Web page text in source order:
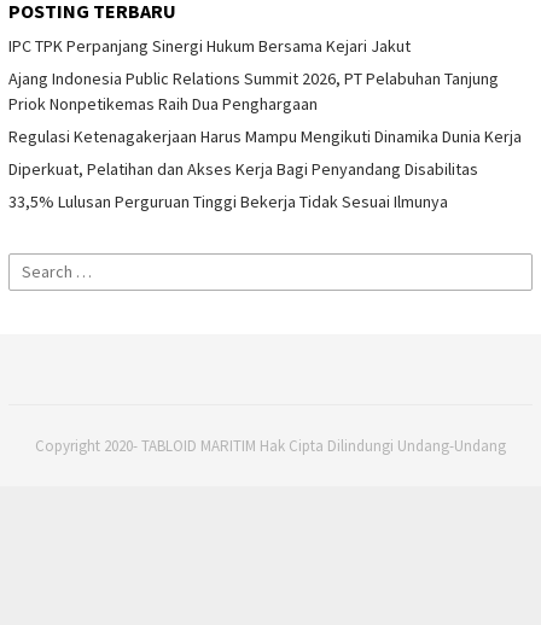
POSTING TERBARU
IPC TPK Perpanjang Sinergi Hukum Bersama Kejari Jakut
Ajang Indonesia Public Relations Summit 2026, PT Pelabuhan Tanjung
Priok Nonpetikemas Raih Dua Penghargaan
Regulasi Ketenagakerjaan Harus Mampu Mengikuti Dinamika Dunia Kerja
Diperkuat, Pelatihan dan Akses Kerja Bagi Penyandang Disabilitas
33,5% Lulusan Perguruan Tinggi Bekerja Tidak Sesuai Ilmunya
Search
for:
Copyright 2020- TABLOID MARITIM Hak Cipta Dilindungi Undang-Undang